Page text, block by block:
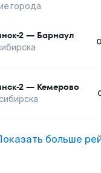
города
2 — Барнаул
2 — Кемерово
больше